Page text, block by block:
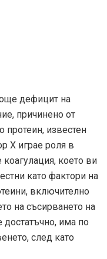
дефицит на
причинено от
протеин, известен
X играе роля в
което ви
като фактори на
включително
на съсирването на
достатъчно, има по
след като